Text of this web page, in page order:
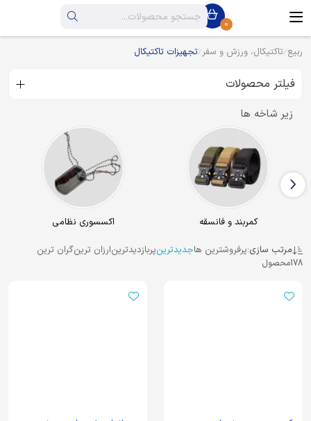
0
ربیع تاکتیکال، ورزش و سفر تجهیزات تاکتیکال
فیلتر محصولات
زیر شاخه ها
کمربند و فانسقه
اکسسوری نظامی
مرتب سازی:پرفروشترین هاجدیدترینپربازدیدترینارزان ترینگران ترین
178محصول